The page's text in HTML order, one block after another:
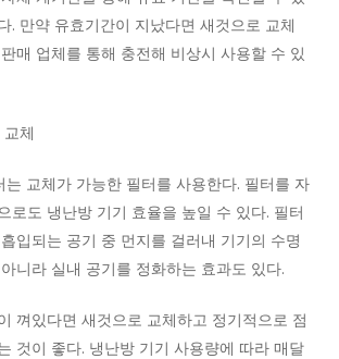
. 만약 유효기간이 지났다면 새것으로 교체
매 업체를 통해 충전해 비상시 사용할 수 있
체
는 교체가 가능한 필터를 사용한다. 필터를 자
로도 냉난방 기기 효율을 높일 수 있다. 필터
입되는 공기 중 먼지를 걸러내 기기의 수명
니라 실내 공기를 정화하는 효과도 있다.
껴있다면 새것으로 교체하고 정기적으로 점
것이 좋다. 냉난방 기기 사용량에 따라 매달